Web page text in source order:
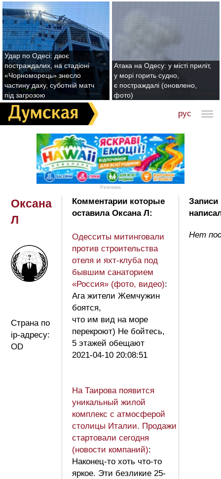
Удар по Одесі: двоє
постраждалих, на стадіоні
«Чорноморець» знесло
частину даху, суботній матч
під загрозою
Атака на Одесу: у місті приліт,
у морі горить судно,
є постраждалі (оновлено,
фото)
рус
Реклама
Оксана
Л
Страна по
ip-адресу:
OD
Комментарии которые
оставила Оксана Л:
Одесситы митинговали
против строительства
отеля и яхт-клуба под
бывшим санаторием
«Россия» (фото, видео):
Ага жители Жемчужин
боятся,
что им вид на море
перекроют) Не бойтесь,
5 этажей обещают
2021-04-10 20:08:51
На Таирова появится
уникальный жилой
комплекс с атмосферой
столицы Италии. Продажи
стартовали сегодня
(новости компаний):
Наконец-то хоть что-то
яркое. Эти безликие 25-
Записи
Нет